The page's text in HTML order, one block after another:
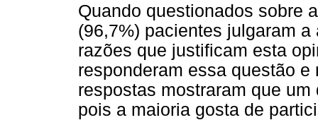
Quando questionados sobre
(96,7%) pacientes julgaram
razões que justificam esta
responderam essa questão
respostas mostraram que
pois a maioria gosta de